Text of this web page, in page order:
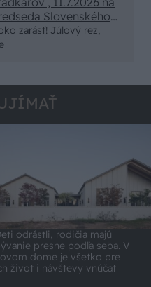
zarásť! Júlový rez,
Slovenského
pravda. Aj vlky je
odrástli, rodičia majú
presne podľa seba. V
dome je všetko pre
život i návštevy vnúčat